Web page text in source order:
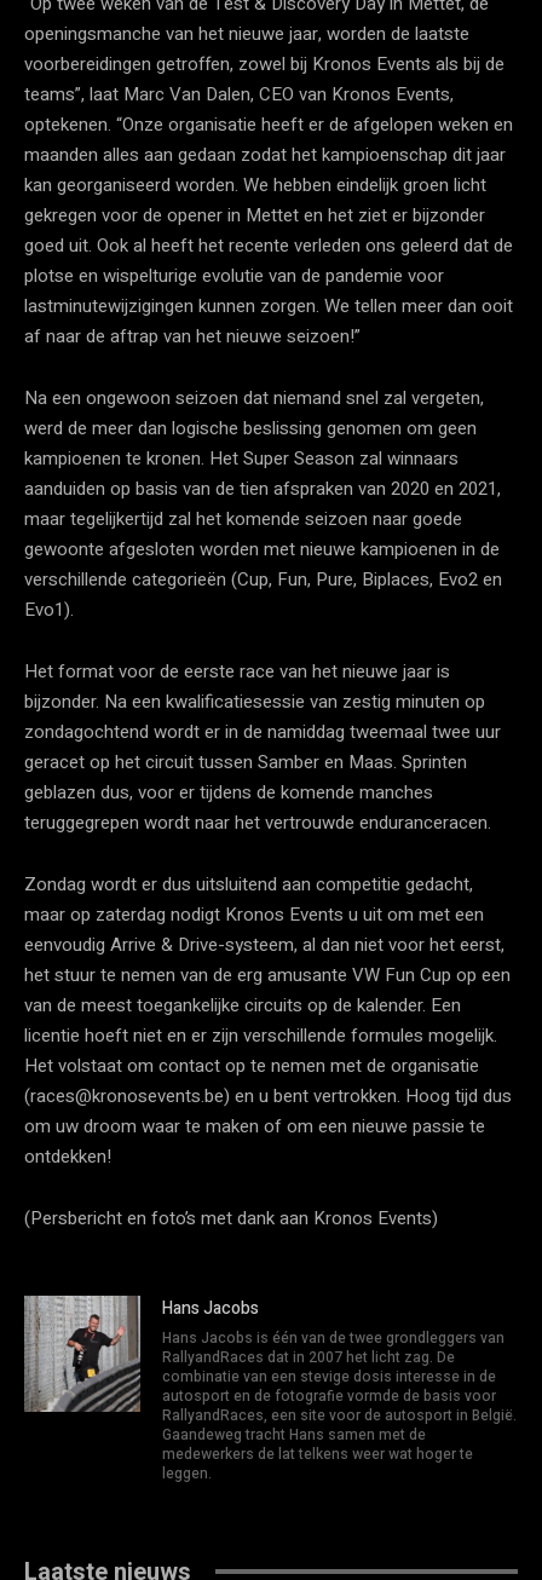
openingsmanche van het nieuwe jaar, worden de laatste
voorbereidingen getroffen, zowel bij Kronos Events als bij de
teams”, laat Marc Van Dalen, CEO van Kronos Events,
optekenen. “Onze organisatie heeft er de afgelopen weken en
maanden alles aan gedaan zodat het kampioenschap dit jaar
kan georganiseerd worden. We hebben eindelijk groen licht
gekregen voor de opener in Mettet en het ziet er bijzonder
goed uit. Ook al heeft het recente verleden ons geleerd dat de
plotse en wispelturige evolutie van de pandemie voor
lastminutewijzigingen kunnen zorgen. We tellen meer dan ooit
af naar de aftrap van het nieuwe seizoen!”
Na een ongewoon seizoen dat niemand snel zal vergeten,
werd de meer dan logische beslissing genomen om geen
kampioenen te kronen. Het Super Season zal winnaars
aanduiden op basis van de tien afspraken van 2020 en 2021,
maar tegelijkertijd zal het komende seizoen naar goede
gewoonte afgesloten worden met nieuwe kampioenen in de
verschillende categorieën (Cup, Fun, Pure, Biplaces, Evo2 en
Evo1).
Het format voor de eerste race van het nieuwe jaar is
bijzonder. Na een kwalificatiesessie van zestig minuten op
zondagochtend wordt er in de namiddag tweemaal twee uur
geracet op het circuit tussen Samber en Maas. Sprinten
geblazen dus, voor er tijdens de komende manches
teruggegrepen wordt naar het vertrouwde enduranceracen.
Zondag wordt er dus uitsluitend aan competitie gedacht,
maar op zaterdag nodigt Kronos Events u uit om met een
eenvoudig Arrive & Drive-systeem, al dan niet voor het eerst,
het stuur te nemen van de erg amusante VW Fun Cup op een
van de meest toegankelijke circuits op de kalender. Een
licentie hoeft niet en er zijn verschillende formules mogelijk.
Het volstaat om contact op te nemen met de organisatie
(races@kronosevents.be) en u bent vertrokken. Hoog tijd dus
om uw droom waar te maken of om een nieuwe passie te
ontdekken!
(Persbericht en foto’s met dank aan Kronos Events)
Hans Jacobs
Hans Jacobs is één van de twee grondleggers van
RallyandRaces dat in 2007 het licht zag. De
combinatie van een stevige dosis interesse in de
autosport en de fotografie vormde de basis voor
RallyandRaces, een site voor de autosport in België.
Gaandeweg tracht Hans samen met de
medewerkers de lat telkens weer wat hoger te
leggen.
Laatste nieuws